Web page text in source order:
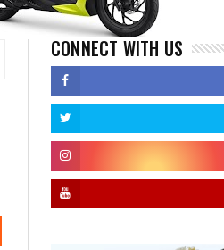
CONNECT WITH US